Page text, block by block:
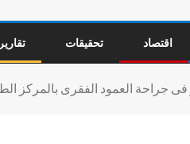
اقتصاد تحقيقات تقارير
فى جراحة العمود الفقرى بالمركز